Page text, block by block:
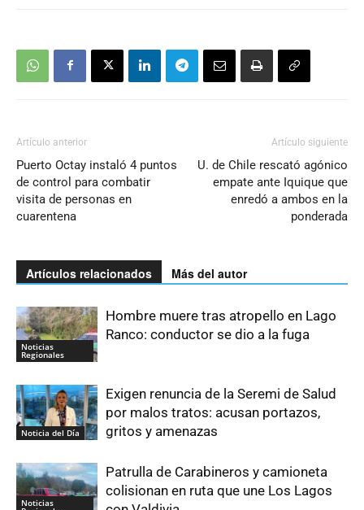
Artículo anterior
Puerto Octay instaló 4 puntos
de control para combatir
visita de personas en
cuarentena
Artículo siguiente
U. de Chile rescató agónico
empate ante Iquique que
enredó a ambos en la
ponderada
Artículos relacionados Más del autor
Noticias
Regionales
Hombre muere tras atropello en Lago
Ranco: conductor se dio a la fuga
Noticia del Día
Exigen renuncia de la Seremi de Salud
por malos tratos: acusan portazos,
gritos y amenazas
Noticias
Patrulla de Carabineros y camioneta
colisionan en ruta que une Los Lagos